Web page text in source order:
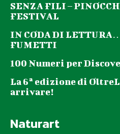
SENZA FILI –
FESTIVAL
IN CODA DI
FUMETTI
100 Numeri per
La 6ª edizione di
arrivare!
Naturart